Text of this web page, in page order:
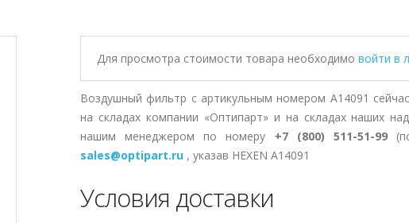
Для просмотра стоимости товара необходимо войти в
Воздушный фильтр с артикульным номером A14091
на складах компании «Оптипарт» и на складах наших
нашим менеджером по номеру +7 (800) 511-51-99
sales@optipart.ru , указав HEXEN A14091
Условия доставки